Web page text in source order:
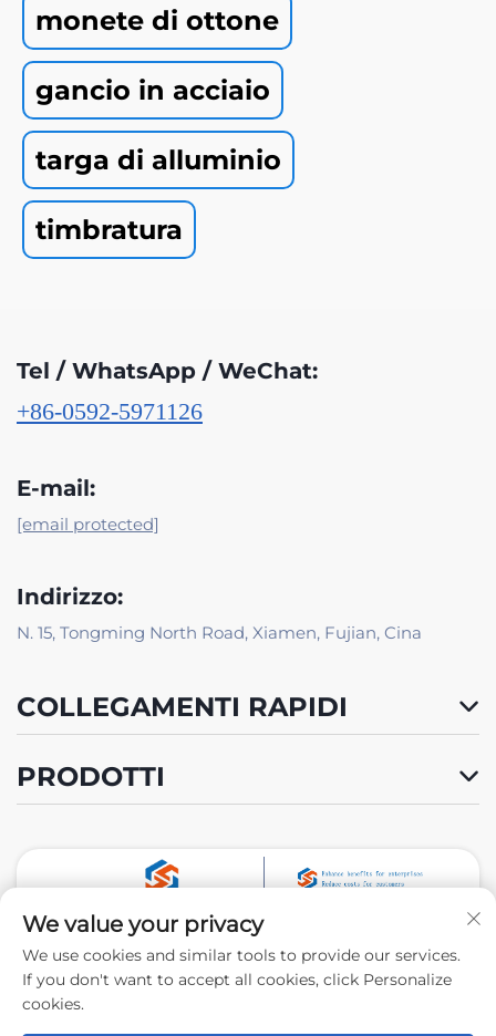
monete di ottone
gancio in acciaio
targa di alluminio
timbratura
Tel / WhatsApp / WeChat:
+86-0592-5971126
E-mail:
[email protected]
Indirizzo:
N. 15, Tongming North Road, Xiamen, Fujian, Cina
COLLEGAMENTI RAPIDI
PRODOTTI
Seguici
We value your privacy
We use cookies and similar tools to provide our services.
If you don't want to accept all cookies, click Personalize
cookies.